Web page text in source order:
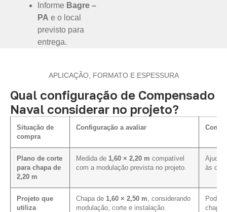
Informe Bagre –
PA e o local
previsto para
entrega.
APLICAÇÃO, FORMATO E ESPESSURA
Qual configuração de Compensado
Naval considerar no projeto?
Situação de
compra
Configuração a avaliar Como
Plano de corte
para chapa de
2,20 m
Medida de 1,60 × 2,20 m compatível
com a modulação prevista no projeto.
Ajuda
às
Projeto que
utiliza
Chapa de 1,60 × 2,50 m , considerando
modulação, corte e instalação.
Pode
chapa